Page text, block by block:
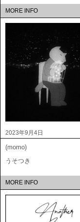
MORE INFO
2023年9月4日
(momo)
うそつき
MORE INFO